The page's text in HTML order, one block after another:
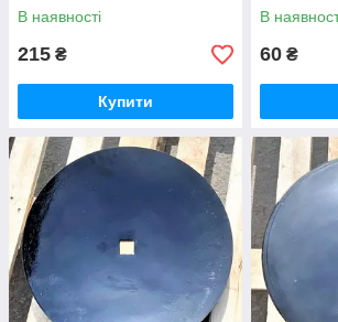
В наявності
215 ₴
Купити
В
60 ₴